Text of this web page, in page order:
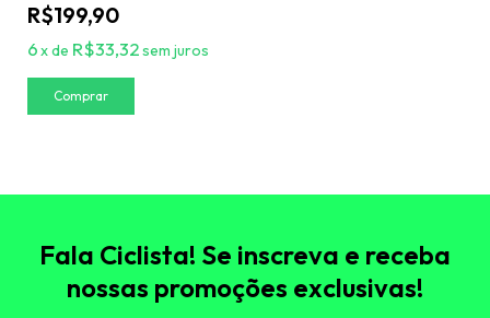
R$199,90
6xde R$33,32sem juros
Comprar
Fala Ciclista! Se inscreva e receba
nossas promoções exclusivas!